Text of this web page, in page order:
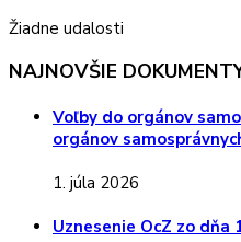
Žiadne udalosti
NAJNOVŠIE
Voľby do orgánov
orgánov
1. júla 2026
Uznesenie OcZ zo dňa